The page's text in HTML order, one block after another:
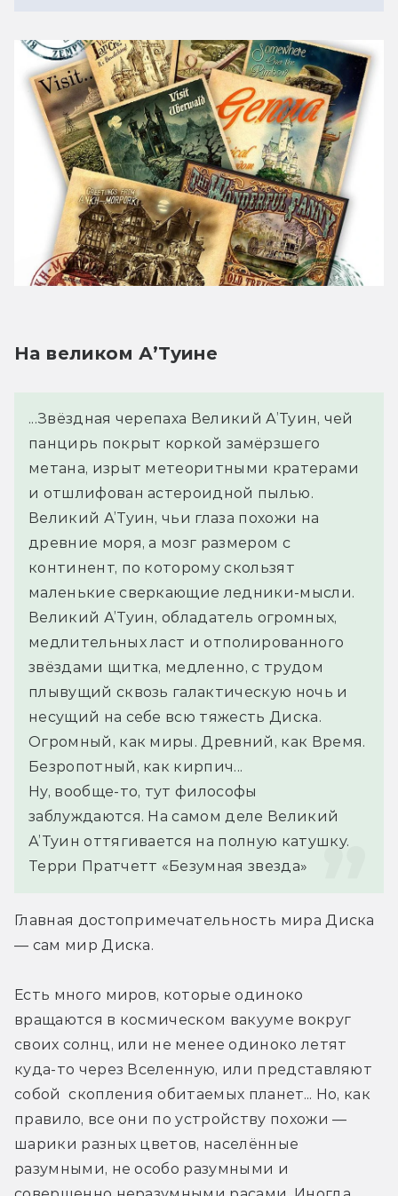
На великом А’Туине
...Звёздная черепаха Великий А’Туин, чей
панцирь покрыт коркой замёрзшего
метана, изрыт метеоритными кратерами
и отшлифован астероидной пылью.
Великий А’Туин, чьи глаза похожи на
древние моря, а мозг размером с
континент, по которому скользят
маленькие сверкающие ледники-мысли.
Великий А’Туин, обладатель огромных,
медлительных ласт и отполированного
звёздами щитка, медленно, с трудом
плывущий сквозь галактическую ночь и
несущий на себе всю тяжесть Диска.
Огромный, как миры. Древний, как Время.
Безропотный, как кирпич...
Ну, вообще-то, тут философы
заблуждаются. На самом деле Великий
А’Туин оттягивается на полную катушку.
Терри Пратчетт «Безумная звезда»
Главная достопримечательность мира Диска
— сам мир Диска.
Есть много миров, которые одиноко
вращаются в космическом вакууме вокруг
своих солнц, или не менее одиноко летят
куда-то через Вселенную, или представляют
собой  скопления обитаемых планет... Но, как
правило, все они по устройству похожи —
шарики разных цветов, населённые
разумными, не особо разумными и